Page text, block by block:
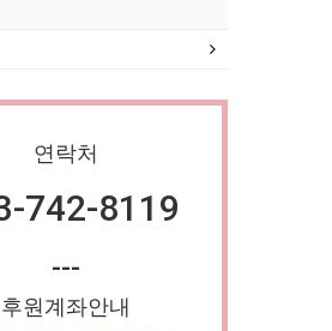
연락처
742-8119
---
후원계좌안내